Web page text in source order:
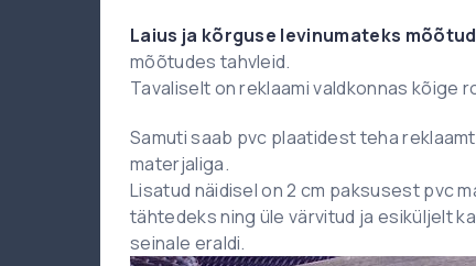
Laius ja kõrguse levinumateks
mõõtudes tahvleid.
Tavaliselt on reklaami valdkonnas kõige
Samuti saab pvc plaatidest teha
materjaliga.
Lisatud näidisel on 2 cm paksusest pvc
tähtedeks ning üle värvitud ja esiküljelt
seinale eraldi.